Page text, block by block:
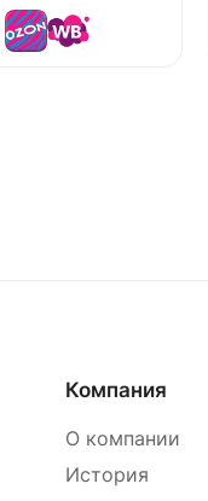
Компания
О компании
История